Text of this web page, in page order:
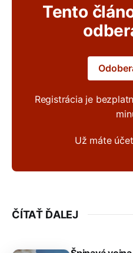
Tento
Registrácia je
Už máte
ČÍTAŤ ĎALEJ